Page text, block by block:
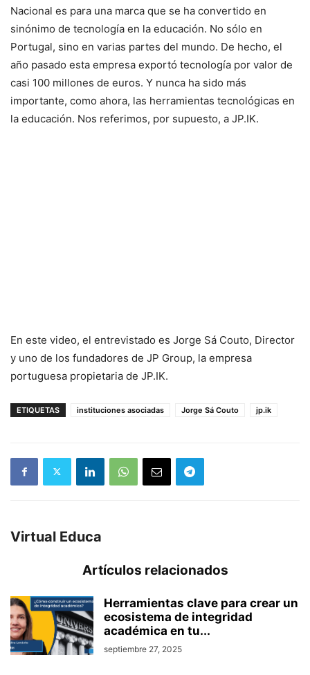
Nacional es para una marca que se ha convertido en
sinónimo de tecnología en la educación. No sólo en
Portugal, sino en varias partes del mundo. De hecho, el
año pasado esta empresa exportó tecnología por valor de
casi 100 millones de euros. Y nunca ha sido más
importante, como ahora, las herramientas tecnológicas en
la educación. Nos referimos, por supuesto, a JP.IK.
En este video, el entrevistado es Jorge Sá Couto, Director
y uno de los fundadores de JP Group, la empresa
portuguesa propietaria de JP.IK.
ETIQUETAS instituciones asociadas Jorge Sá Couto jp.ik
Virtual Educa
Artículos relacionados
Herramientas clave para crear un
ecosistema de integridad
académica en tu...
septiembre 27, 2025